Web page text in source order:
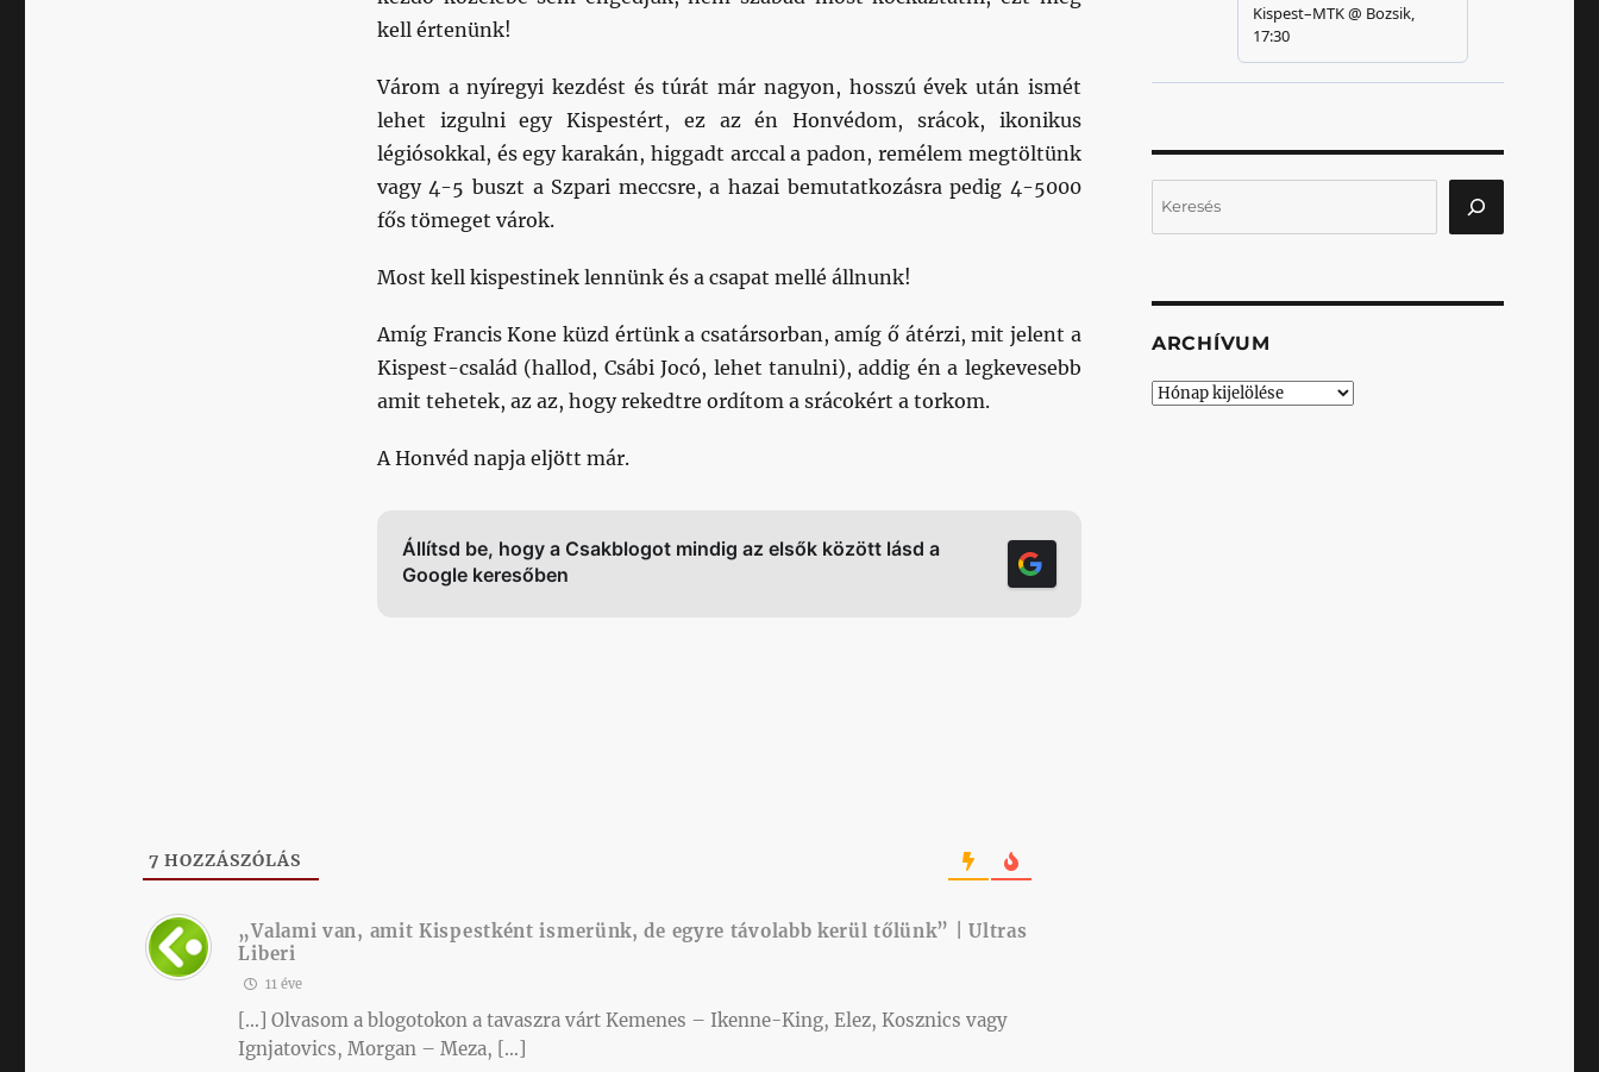
kell értenünk!
Várom a nyíregyi kezdést és túrát már nagyon, hosszú évek után ismét
lehet izgulni egy Kispestért, ez az én Honvédom, srácok, ikonikus
légiósokkal, és egy karakán, higgadt arccal a padon, remélem megtöltünk
vagy 4-5 buszt a Szpari meccsre, a hazai bemutatkozásra pedig 4-5000
fős tömeget várok.
Most kell kispestinek lennünk és a csapat mellé állnunk!
Amíg Francis Kone küzd értünk a csatársorban, amíg ő átérzi, mit jelent a
Kispest-család (hallod, Csábi Jocó, lehet tanulni), addig én a legkevesebb
amit tehetek, az az, hogy rekedtre ordítom a srácokért a torkom.
A Honvéd napja eljött már.
Állítsd be, hogy a Csakblogot mindig az elsők között lásd a
Google keresőben
7 HOZZÁSZÓLÁS
„Valami van, amit Kispestként ismerünk, de egyre távolabb kerül tőlünk” | Ultras
Liberi
11 éve
[…] Olvasom a blogotokon a tavaszra várt Kemenes – Ikenne-King, Elez, Kosznics vagy
Ignjatovics, Morgan – Meza, […]
ARCHÍVUM
Archívum